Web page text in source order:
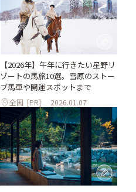
【2026年】午年に行きたい星野リ
ゾートの馬旅10選。雪原のストー
ブ馬車や開運スポットまで
全国 [PR] 2026.01.07